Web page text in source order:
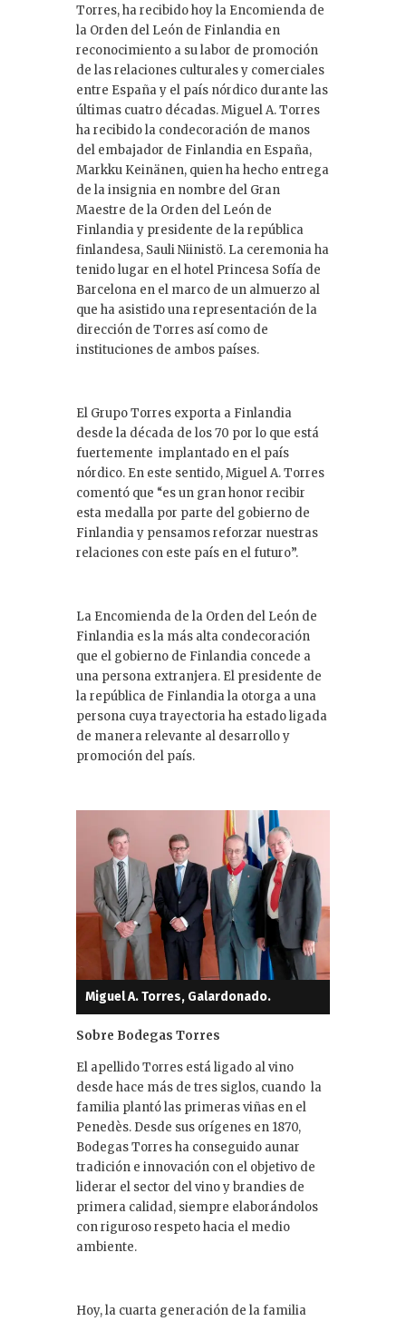
Torres, ha recibido hoy la Encomienda de
la Orden del León de Finlandia en
reconocimiento a su labor de promoción
de las relaciones culturales y comerciales
entre España y el país nórdico durante las
últimas cuatro décadas. Miguel A. Torres
ha recibido la condecoración de manos
del embajador de Finlandia en España,
Markku Keinänen, quien ha hecho entrega
de la insignia en nombre del Gran
Maestre de la Orden del León de
Finlandia y presidente de la república
finlandesa, Sauli Niinistö. La ceremonia ha
tenido lugar en el hotel Princesa Sofía de
Barcelona en el marco de un almuerzo al
que ha asistido una representación de la
dirección de Torres así como de
instituciones de ambos países.
El Grupo Torres exporta a Finlandia
desde la década de los 70 por lo que está
fuertemente implantado en el país
nórdico. En este sentido, Miguel A. Torres
comentó que “es un gran honor recibir
esta medalla por parte del gobierno de
Finlandia y pensamos reforzar nuestras
relaciones con este país en el futuro”.
La Encomienda de la Orden del León de
Finlandia es la más alta condecoración
que el gobierno de Finlandia concede a
una persona extranjera. El presidente de
la república de Finlandia la otorga a una
persona cuya trayectoria ha estado ligada
de manera relevante al desarrollo y
promoción del país.
Miguel A. Torres, Galardonado.
Sobre Bodegas Torres
El apellido Torres está ligado al vino
desde hace más de tres siglos, cuando la
familia plantó las primeras viñas en el
Penedès. Desde sus orígenes en 1870,
Bodegas Torres ha conseguido aunar
tradición e innovación con el objetivo de
liderar el sector del vino y brandies de
primera calidad, siempre elaborándolos
con riguroso respeto hacia el medio
ambiente.
Hoy, la cuarta generación de la familia